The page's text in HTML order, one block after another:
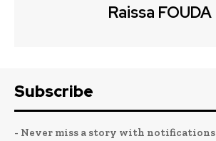
Raissa FOUDA
Subscribe
- Never miss a story with notifications